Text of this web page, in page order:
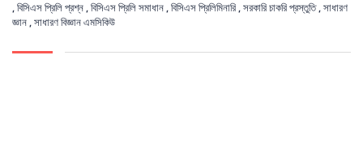
, বিসিএস প্রিলি প্রশ্ন , বিসিএস প্রিলি সমাধান , বিসিএস প্রিলিমিনারি , সরকারি চাকরি প্রস্তুতি, সাধারণ
জ্ঞান , সাধারণ বিজ্ঞান এমসিকিউ